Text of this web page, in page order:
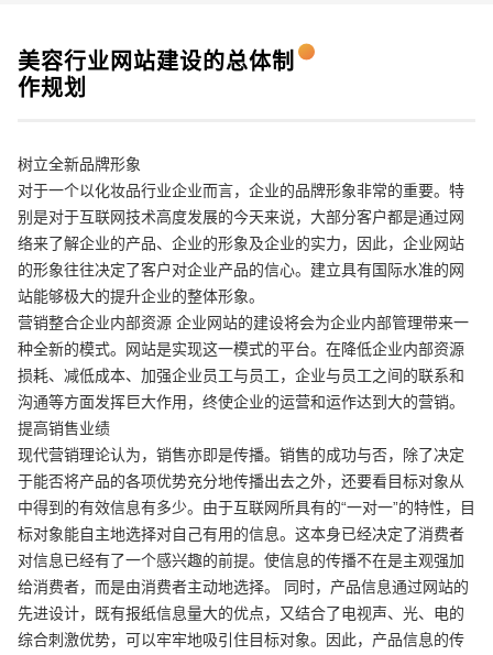
美容行业 网站建设的总体制
作规划
树立全新品牌形象
对于一个以化妆品行业企业而言，企业的品牌形象非常的重要。特
别是对于互联网技术高度发展的今天来说，大部分客户都是通过网
络来了解企业的产品、企业的形象及企业的实力，因此，企业网站
的形象往往决定了客户对企业产品的信心。建立具有国际水准的网
站能够极大的提升企业的整体形象。
营销整合企业内部资源 企业网站的建设将会为企业内部管理带来一
种全新的模式。网站是实现这一模式的平台。在降低企业内部资源
损耗、减低成本、加强企业员工与员工，企业与员工之间的联系和
沟通等方面发挥巨大作用，终使企业的运营和运作达到大的营销。
提高销售业绩
现代营销理论认为，销售亦即是传播。销售的成功与否，除了决定
于能否将产品的各项优势充分地传播出去之外，还要看目标对象从
中得到的有效信息有多少。由于互联网所具有的“一对一”的特性，目
标对象能自主地选择对自己有用的信息。这本身已经决定了消费者
对信息已经有了一个感兴趣的前提。使信息的传播不在是主观强加
给消费者，而是由消费者主动地选择。 同时，产品信息通过网站的
先进设计，既有报纸信息量大的优点，又结合了电视声、光、电的
综合刺激优势，可以牢牢地吸引住目标对象。因此，产品信息的传
请输入您的公司名称 名字
电话 微信号